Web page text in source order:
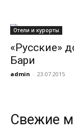
всем
Отели и курорты
«Русские»
Бари
admin - 23.07.2015
Свежие